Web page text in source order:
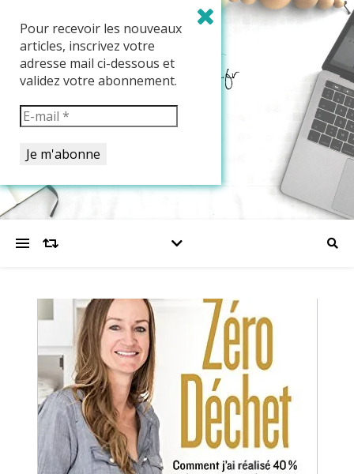
Pour recevoir les nouveaux
articles, inscrivez votre
adresse mail ci-dessous et
validez votre abonnement.